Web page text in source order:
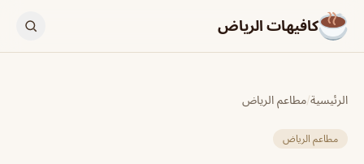
كافيهات الرياض
الرئيسية/مطاعم الرياض
مطاعم الرياض